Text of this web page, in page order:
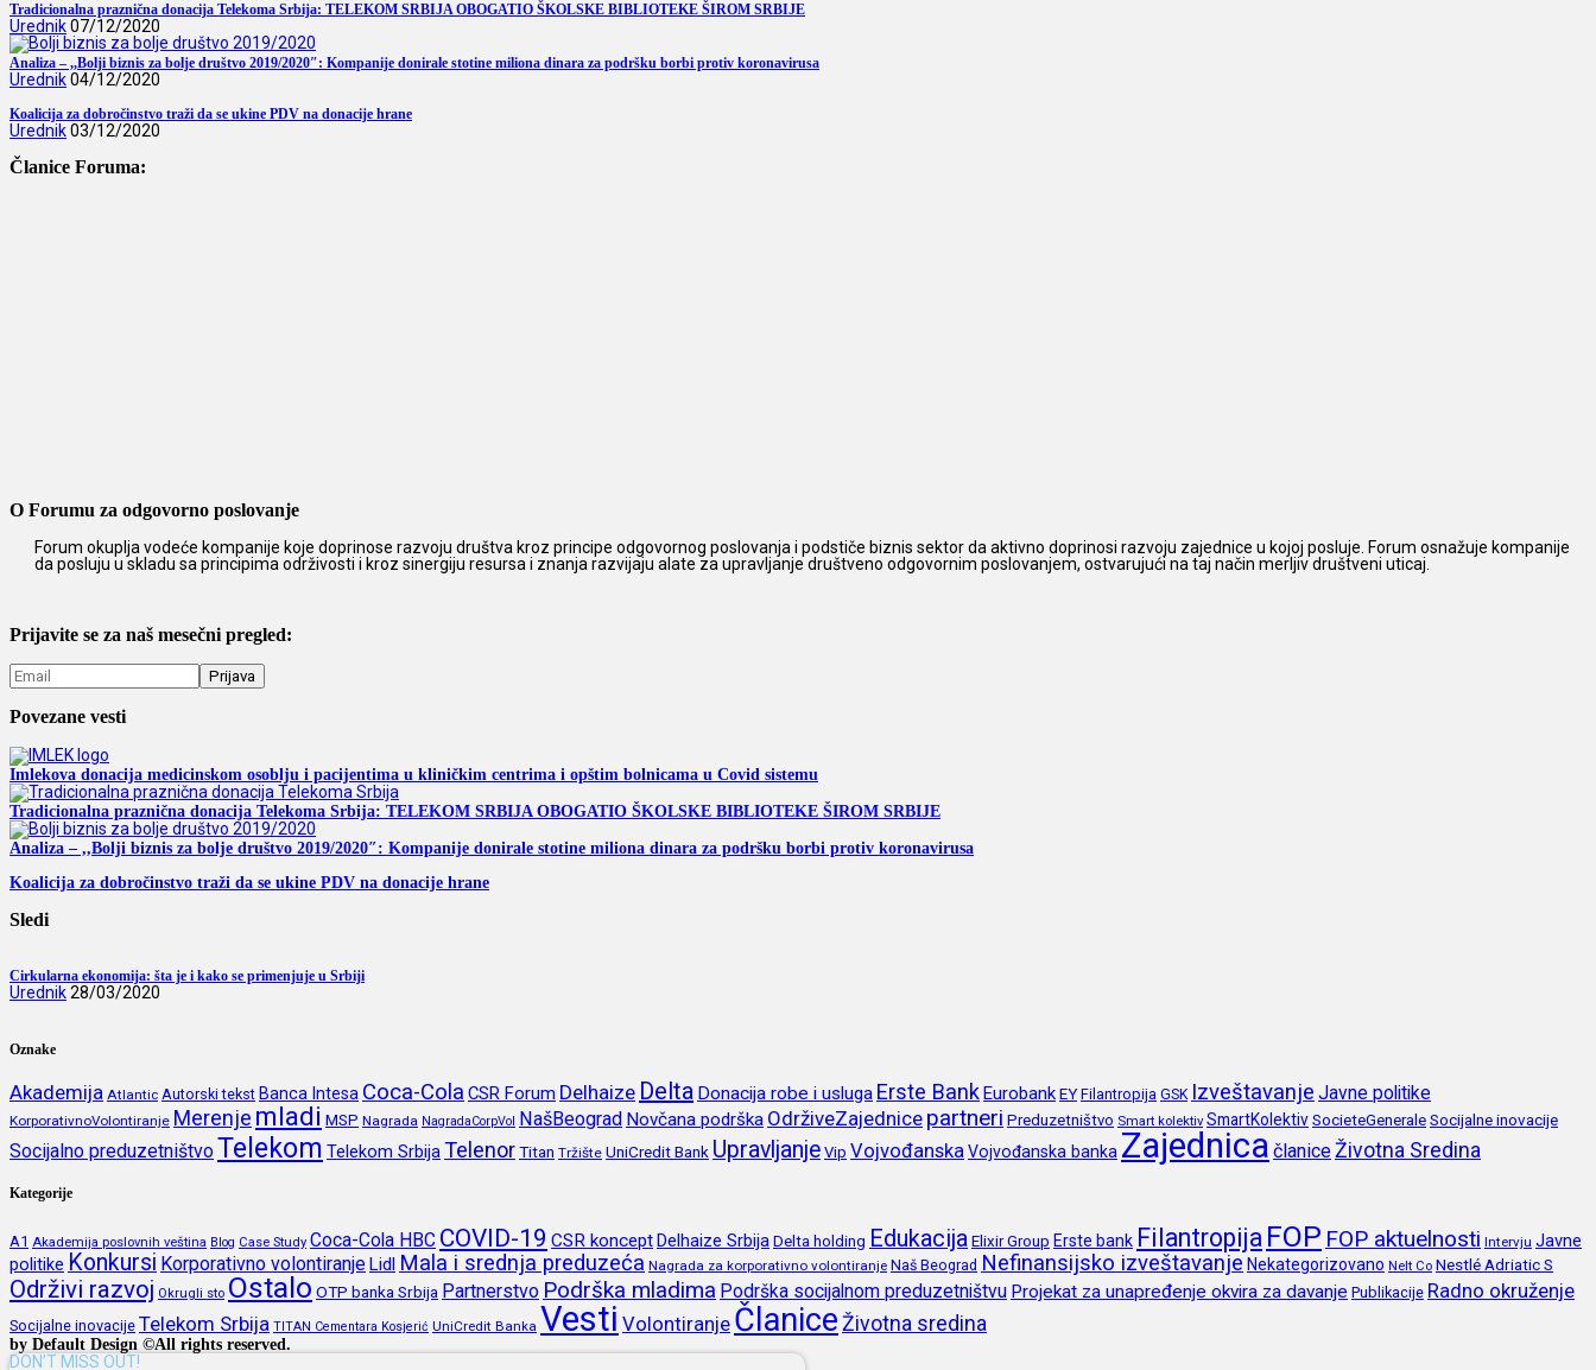
Tradicionalna praznična donacija Telekoma Srbija: TELEKOM SRBIJA OBOGATIO ŠKOLSKE BIBLIOTEKE ŠIROM SRBIJE
Urednik07/12/2020
Analiza – ,,Bolji biznis za bolje društvo 2019/2020″: Kompanije donirale stotine miliona dinara za podršku borbi protiv koronavirusa
Urednik04/12/2020
Koalicija za dobročinstvo traži da se ukine PDV na donacije hrane
Urednik03/12/2020
Članice Foruma:
O Forumu za odgovorno poslovanje
Forum okuplja vodeće kompanije koje doprinose razvoju društva kroz principe odgovornog poslovanja i podstiče biznis sektor da aktivno doprinosi razvoju zajednice u kojoj posluje. Forum osnažuje kompanije
da posluju u skladu sa principima održivosti i kroz sinergiju resursa i znanja razvijaju alate za upravljanje društveno odgovornim poslovanjem, ostvarujući na taj način merljiv društveni uticaj.
Prijavite se za naš mesečni pregled:
Povezane vesti
Imlekova donacija medicinskom osoblju i pacijentima u kliničkim centrima i opštim bolnicama u Covid sistemu
Tradicionalna praznična donacija Telekoma Srbija: TELEKOM SRBIJA OBOGATIO ŠKOLSKE BIBLIOTEKE ŠIROM SRBIJE
Analiza – ,,Bolji biznis za bolje društvo 2019/2020″: Kompanije donirale stotine miliona dinara za podršku borbi protiv koronavirusa
Koalicija za dobročinstvo traži da se ukine PDV na donacije hrane
Sledi
Cirkularna ekonomija: šta je i kako se primenjuje u Srbiji
Urednik28/03/2020
Oznake
Akademija Atlantic Autorski tekst Banca Intesa Coca-Cola CSR Forum Delhaize Delta Donacija robe i usluga Erste Bank EurobankEY Filantropija GSK Izveštavanje Javne politike
KorporativnoVolontiranje Merenje mladi MSP Nagrada NagradaCorpVol NašBeograd Novčana podrška OdrživeZajednice partneri Preduzetništvo Smart kolektiv SmartKolektivSocieteGeneraleSocijalne inovacije
Socijalno preduzetništvoTelekom Telekom SrbijaTelenorTitan Tržište UniCredit Bank Upravljanje Vip VojvođanskaVojvođanska banka Zajednica članiceŽivotna Sredina
Kategorije
A1 Akademija poslovnih veština Blog Case Study Coca-Cola HBC COVID-19 CSR konceptDelhaize Srbija Delta holding Edukacija Elixir Group Erste bank Filantropija FOP FOP aktuelnosti Intervju Javne
politike Konkursi Korporativno volontiranjeLidl Mala i srednja preduzeća Nagrada za korporativno volontiranje Naš Beograd Nefinansijsko izveštavanje Nekategorizovano Nelt Co Nestlé Adriatic S
Održivi razvoj Okrugli sto Ostalo OTP banka Srbija Partnerstvo Podrška mladima Podrška socijalnom preduzetništvu Projekat za unapređenje okvira za davanje Publikacije Radno okruženje
Socijalne inovacije Telekom Srbija TITAN Cementara Kosjerić UniCredit Banka Vesti Volontiranje Članice Životna sredina
by Default Design ©All rights reserved.
DON’T MISS OUT!